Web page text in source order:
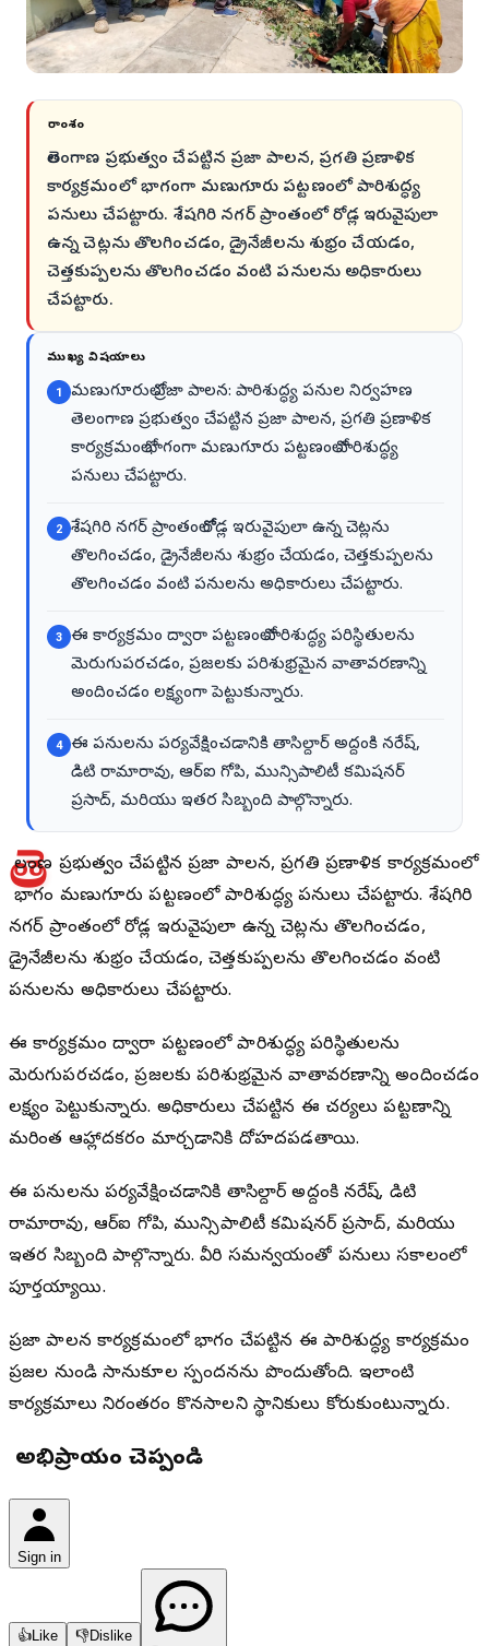
సారాంశం
తెలంగాణ ప్రభుత్వం చేపట్టిన ప్రజా పాలన, ప్రగతి ప్రణాళిక
కార్యక్రమంలో భాగంగా మణుగూరు పట్టణంలో పారిశుద్ధ్య
పనులు చేపట్టారు. శేషగిరి నగర్ ప్రాంతంలో రోడ్ల ఇరువైపులా
ఉన్న చెట్లను తొలగించడం, డ్రైనేజీలను శుభ్రం చేయడం,
చెత్తకుప్పలను తొలగించడం వంటి పనులను అధికారులు
చేపట్టారు.
ముఖ్య విషయాలు
1
మణుగూరులో ప్రజా పాలన: పారిశుద్ధ్య పనుల నిర్వహణ
తెలంగాణ ప్రభుత్వం చేపట్టిన ప్రజా పాలన, ప్రగతి ప్రణాళిక
కార్యక్రమంలో భాగంగా మణుగూరు పట్టణంలో పారిశుద్ధ్య
పనులు చేపట్టారు.
2
శేషగిరి నగర్ ప్రాంతంలో రోడ్ల ఇరువైపులా ఉన్న చెట్లను
తొలగించడం, డ్రైనేజీలను శుభ్రం చేయడం, చెత్తకుప్పలను
తొలగించడం వంటి పనులను అధికారులు చేపట్టారు.
3
ఈ కార్యక్రమం ద్వారా పట్టణంలో పారిశుద్ధ్య పరిస్థితులను
మెరుగుపరచడం, ప్రజలకు పరిశుభ్రమైన వాతావరణాన్ని
అందించడం లక్ష్యంగా పెట్టుకున్నారు.
4
ఈ పనులను పర్యవేక్షించడానికి తాసిల్దార్ అద్దంకి నరేష్,
డిటి రామారావు, ఆర్ఐ గోపి, మున్సిపాలిటీ కమిషనర్
ప్రసాద్, మరియు ఇతర సిబ్బంది పాల్గొన్నారు.
లంగాణ ప్రభుత్వం చేపట్టిన ప్రజా పాలన, ప్రగతి ప్రణాళిక కార్యక్రమంలో
భాగంగా మణుగూరు పట్టణంలో పారిశుద్ధ్య పనులు చేపట్టారు. శేషగిరి
నగర్ ప్రాంతంలో రోడ్ల ఇరువైపులా ఉన్న చెట్లను తొలగించడం,
డ్రైనేజీలను శుభ్రం చేయడం, చెత్తకుప్పలను తొలగించడం వంటి
పనులను అధికారులు చేపట్టారు.
ఈ కార్యక్రమం ద్వారా పట్టణంలో పారిశుద్ధ్య పరిస్థితులను
మెరుగుపరచడం, ప్రజలకు పరిశుభ్రమైన వాతావరణాన్ని అందించడం
లక్ష్యంగా పెట్టుకున్నారు. అధికారులు చేపట్టిన ఈ చర్యలు పట్టణాన్ని
మరింత ఆహ్లాదకరంగా మార్చడానికి దోహదపడతాయి.
ఈ పనులను పర్యవేక్షించడానికి తాసిల్దార్ అద్దంకి నరేష్, డిటి
రామారావు, ఆర్ఐ గోపి, మున్సిపాలిటీ కమిషనర్ ప్రసాద్, మరియు
ఇతర సిబ్బంది పాల్గొన్నారు. వీరి సమన్వయంతో పనులు సకాలంలో
పూర్తయ్యాయి.
ప్రజా పాలన కార్యక్రమంలో భాగంగా చేపట్టిన ఈ పారిశుద్ధ్య కార్యక్రమం
ప్రజల నుండి సానుకూల స్పందనను పొందుతోంది. ఇలాంటి
కార్యక్రమాలు నిరంతరం కొనసాగాలని స్థానికులు కోరుకుంటున్నారు.
మీ అభిప్రాయం చెప్పండి
Sign in
👍Like 👎Dislike